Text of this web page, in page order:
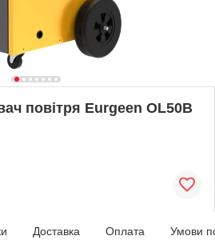
повітря Eurgeen OL50B
Доставка Оплата Умови